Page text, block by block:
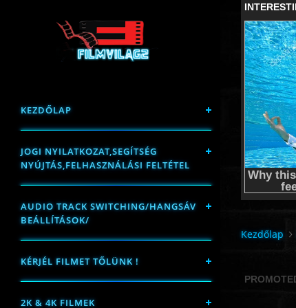
KEZDŐLAP
JOGI NYILATKOZAT,SEGÍTSÉG
NYÚJTÁS,FELHASZNÁLÁSI FELTÉTEL
AUDIO TRACK SWITCHING/HANGSÁV
BEÁLLÍTÁSOK/
KÉRJÉL FILMET TŐLÜNK !
2K & 4K FILMEK
Kezdőlap